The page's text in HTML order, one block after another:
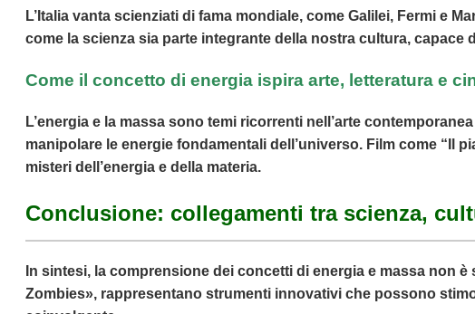
L’Italia vanta scienziati di fama mondiale, come Galilei, Fermi e
come la scienza sia parte integrante della nostra cultura, capace
Come il concetto di energia ispira arte, letteratura e
L’energia e la massa sono temi ricorrenti nell’arte
manipolare le energie fondamentali dell’universo. Film come “Il
misteri dell’energia e della materia.
Conclusione: collegamenti tra scienza,
In sintesi, la comprensione dei concetti di energia e massa non
Zombies», rappresentano strumenti innovativi che possono